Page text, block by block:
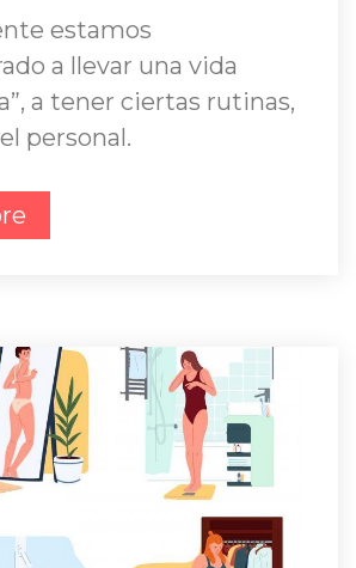
estamos
a llevar una vida
a tener ciertas rutinas,
personal.